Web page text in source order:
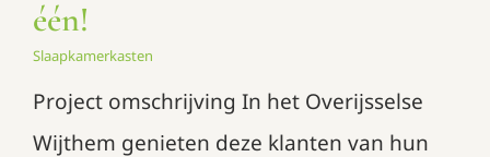
één!
Slaapkamerkasten
Project omschrijving In het Overijsselse
Wijthem genieten deze klanten van hun